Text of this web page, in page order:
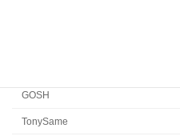
GOSH
TonySame